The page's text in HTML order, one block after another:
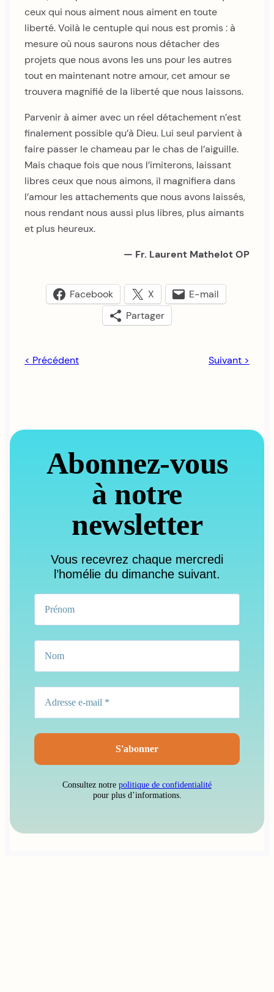
ceux qui nous aiment nous aiment en toute
liberté. Voilà le centuple qui nous est promis : à
mesure où nous saurons nous détacher des
projets que nous avons les uns pour les autres
tout en maintenant notre amour, cet amour se
trouvera magnifié de la liberté que nous laissons.
Parvenir à aimer avec un réel détachement n’est
finalement possible qu’à Dieu. Lui seul parvient à
faire passer le chameau par le chas de l’aiguille.
Mais chaque fois que nous l’imiterons, laissant
libres ceux que nous aimons, il magnifiera dans
l’amour les attachements que nous avons laissés,
nous rendant nous aussi plus libres, plus aimants
et plus heureux.
— Fr. Laurent Mathelot OP
Facebook X
E-mail
Partager
< Précédent Suivant >
Abonnez-vous
à notre
newsletter
Vous recevrez chaque mercredi
l’homélie du dimanche suivant.
Consultez notre politique de confidentialité
pour plus d’informations.